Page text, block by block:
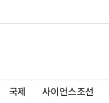
국제 사이언스조선